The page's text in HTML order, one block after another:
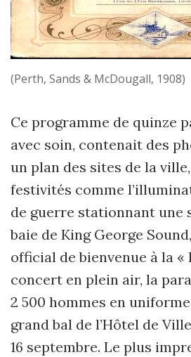
(Perth, Sands & McDougall, 1908)
Ce programme de quinze
avec soin, contenait des
un plan des sites de la
festivités comme
de guerre stationnant une
baie de King George
official de bienvenue à la «
concert en plein air, la
2 500 hommes en
grand bal de l’Hôtel de
16 septembre. Le plus